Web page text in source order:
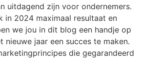
uitdagend zijn voor ondernemers.
in 2024 maximaal resultaat en
we jou in dit blog een handje op
nieuwe jaar een succes te maken.
die gegarandeerd